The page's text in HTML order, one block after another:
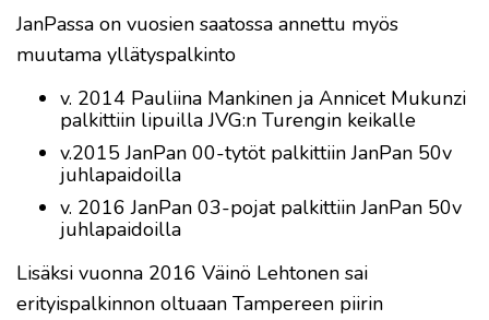
JanPassa on vuosien saatossa annettu myös
muutama yllätyspalkinto
v. 2014 Pauliina Mankinen ja Annicet Mukunzi
palkittiin lipuilla JVG:n Turengin keikalle
v.2015 JanPan 00-tytöt palkittiin JanPan 50v
juhlapaidoilla
v. 2016 JanPan 03-pojat palkittiin JanPan 50v
juhlapaidoilla
Lisäksi vuonna 2016 Väinö Lehtonen sai
erityispalkinnon oltuaan Tampereen piirin